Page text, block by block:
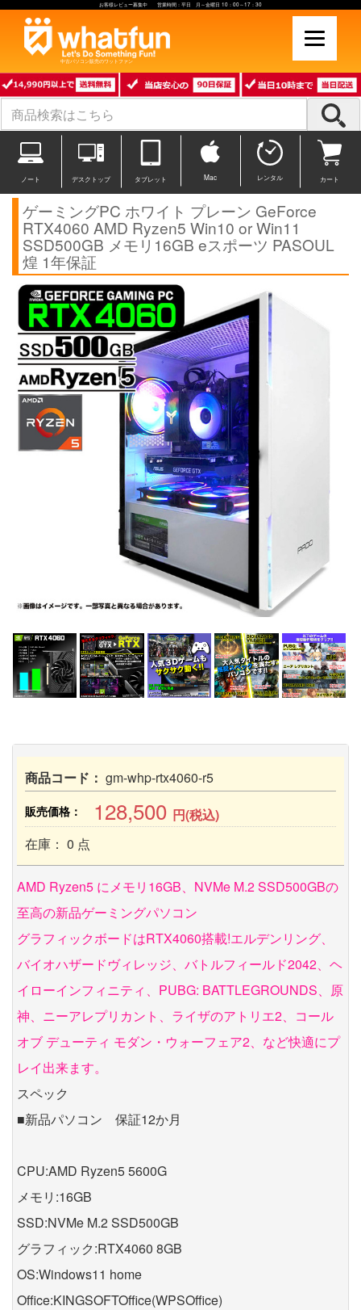
お客様レビュー募集中 営業時間：平日 月～金曜日 10：00～17：30
中古パソコン販売のワットファン
ノート デスクトップ タブレット Mac レンタル カート
ゲーミングPC ホワイト プレーン GeForce
RTX4060 AMD Ryzen5 Win10 or Win11
SSD500GB メモリ16GB eスポーツ PASOUL
煌 1年保証
商品コード： gm-whp-rtx4060-r5
販売価格： 128,500 円(税込)
在庫： 0 点
AMD Ryzen5 にメモリ16GB、NVMe M.2 SSD500GBの
至高の新品ゲーミングパソコン
グラフィックボードはRTX4060搭載!エルデンリング、
バイオハザードヴィレッジ、バトルフィールド2042、ヘ
イローインフィニティ、PUBG: BATTLEGROUNDS、原
神、ニーアレプリカント、ライザのアトリエ2、コール
オブ デューティ モダン・ウォーフェア2、など快適にプ
レイ出来ます。
スペック
■新品パソコン 保証12か月
CPU:AMD Ryzen5 5600G
メモリ:16GB
SSD:NVMe M.2 SSD500GB
グラフィック:RTX4060 8GB
OS:Windows11 home
Office:KINGSOFTOffice(WPSOffice)